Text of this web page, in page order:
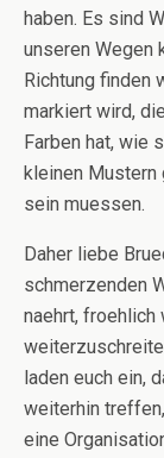
haben. Es sind
unseren Wegen
Richtung finden
markiert wird,
Farben hat, wie
kleinen Mustern
sein muessen.
Daher liebe
schmerzenden
naehrt, froehlich
laden euch ein,
weiterhin
eine